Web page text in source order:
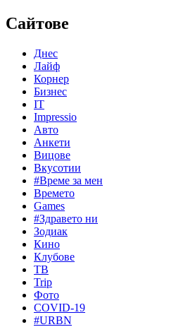
Сайтове
Днес
Лайф
Корнер
Бизнес
IT
Impressio
Авто
Анкети
Вицове
Вкусотии
#Време за мен
Времето
Games
#Здравето ни
Зодиак
Кино
Клубове
ТВ
Trip
Фото
COVID-19
#URBN